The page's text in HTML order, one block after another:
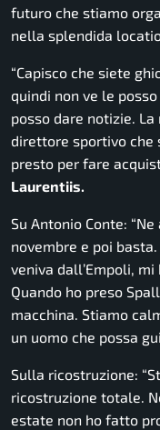
futuro che stiamo
nella splendida
“Capisco che siete
quindi non ve le
posso dare notizie.
direttore sportivo che
presto per fare
Laurentiis.
Su Antonio Conte:
novembre e poi
veniva dall’Empoli,
Quando ho preso
macchina. Stiamo
un uomo che possa
Sulla ricostruzione:
ricostruzione totale.
estate non ho fatto